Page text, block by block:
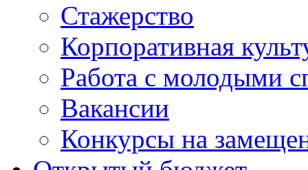
Стажерство
Корпоративная
Работа с молодыми
Вакансии
Конкурсы на